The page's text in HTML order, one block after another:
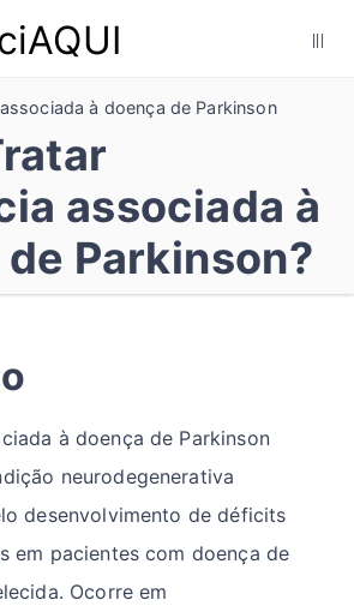
à doença de Parkinson
associada à
Parkinson?
à doença de Parkinson
neurodegenerativa
desenvolvimento de déficits
em pacientes com doença de
Ocorre em